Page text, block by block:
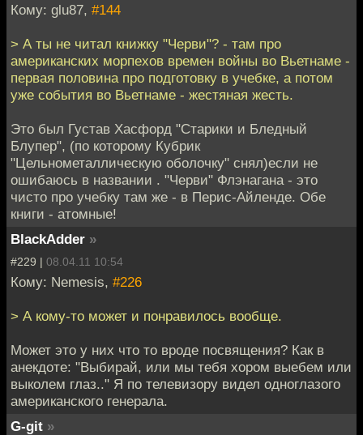
Кому: glu87, #144
> А ты не читал книжку "Черви"? - там про
американских морпехов времен войны во Вьетнаме -
первая половина про подготовку в учебке, а потом
уже события во Вьетнаме - жестяная жесть.
Это был Густав Хасфорд "Старики и Бледный
Блупер", (по которому Кубрик
"Цельнометаллическую оболочку" снял)если не
ошибаюсь в названии . "Черви" Флэнагана - это
чисто про учебку там же - в Перис-Айленде. Обе
книги - атомные!
BlackAdder »
#229 | 08.04.11 10:54
Кому: Nemesis, #226
> А кому-то может и понравилось вообще.
Может это у них что то вроде посвящения? Как в
анекдоте: "Выбирай, или мы тебя хором выебем или
выколем глаз.." Я по телевизору видел одноглазого
американского генерала.
G-git »